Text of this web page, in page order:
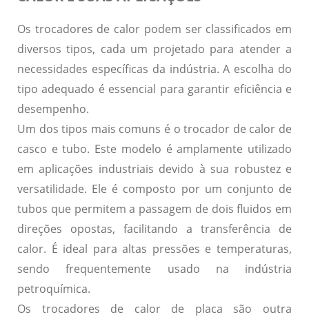
Os trocadores de calor podem ser classificados em
diversos tipos, cada um projetado para atender a
necessidades específicas da indústria. A escolha do
tipo adequado é essencial para garantir eficiência e
desempenho.
Um dos tipos mais comuns é otrocador de calor de
casco e tubo. Este modelo é amplamente utilizado
em aplicações industriais devido à sua robustez e
versatilidade. Ele é composto por um conjunto de
tubos que permitem a passagem de dois fluidos em
direções opostas, facilitando a transferência de
calor. É ideal para altas pressões e temperaturas,
sendo frequentemente usado na indústria
petroquímica.
Os trocadores de calor de placa são outra